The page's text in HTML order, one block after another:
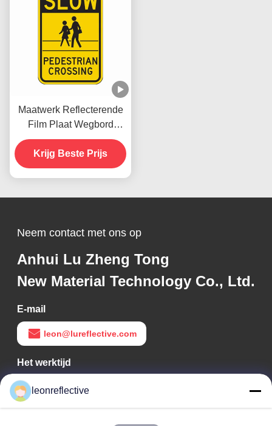
Maatwerk Reflecterende
Film Plaat Wegbord
Reflecterend Aluminium
Reflectie Verkeersbord
Krijg Beste Prijs
Neem contact met ons op
Anhui Lu Zheng Tong
New Material Technology Co., Ltd.
E-mail
leon@lureflective.com
Het werktijd
9:00-18:00
Ons adres
leonreflective